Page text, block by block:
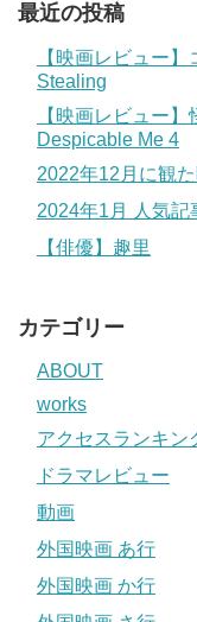
最近の投稿
【映画レビュー
Stealing
【映画レビュー
Despicable Me 4
2022年12月に観
2024年1月 人気記
【俳優】趣里
カテゴリー
ABOUT
works
アクセスランキン
ドラマレビュー
動画
外国映画 あ行
外国映画 か行